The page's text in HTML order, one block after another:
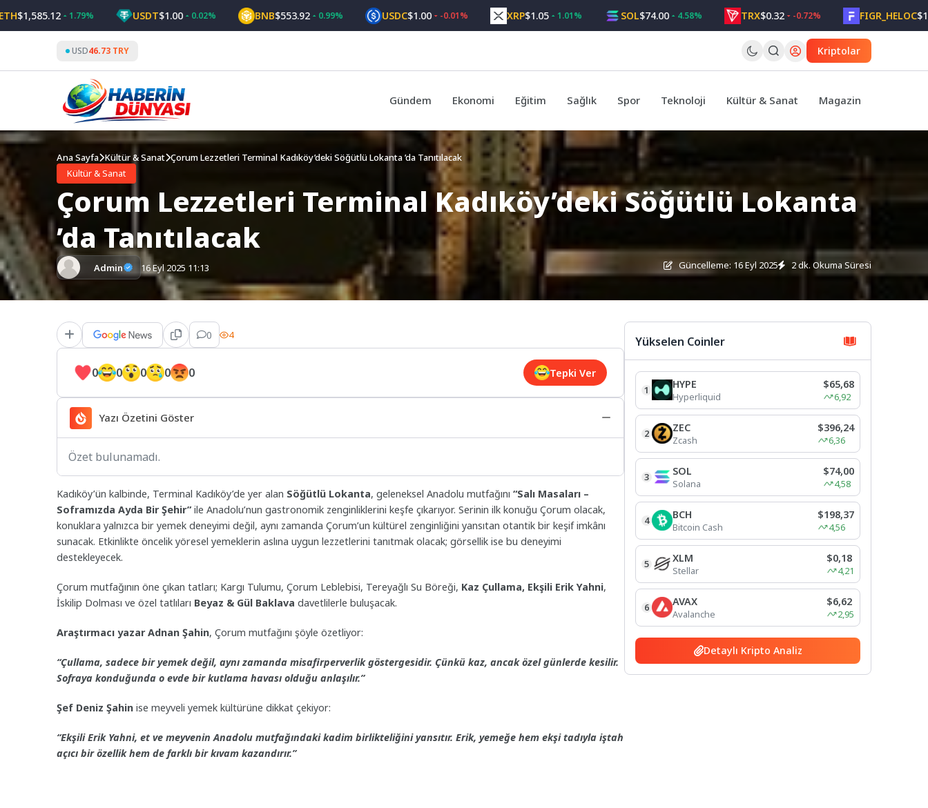
to
1.79% USDT$1.00 0.02% BNB$553.92 0.99% USDC$1.00 -0.01% XRP$1.05 1.01% SOL$74.00 4.58% TRX$0.32 -0.72% FIGR_HELOC$1.05
USD46.73 TRY Kriptolar
Gündem Ekonomi Eğitim Sağlık Spor Teknoloji Kültür & Sanat Magazin
Ana Sayfa Kültür & Sanat Çorum Lezzetleri Terminal Kadıköy’deki Söğütlü Lokanta ’da Tanıtılacak
Kültür & Sanat
Çorum Lezzetleri Terminal Kadıköy’deki Söğütlü Lokanta
’da Tanıtılacak
Admin 16 Eyl 2025 11:13 Güncelleme: 16 Eyl 2025 2 dk. Okuma Süresi
0 4
0 0 0 0 0 Tepki Ver
Yazı Özetini Göster
Özet bulunamadı.
Kadıköy’ün kalbinde, Terminal Kadıköy’de yer alan Söğütlü Lokanta, geleneksel Anadolu mutfağını “Salı Masaları –
Soframızda Ayda Bir Şehir” ile Anadolu’nun gastronomik zenginliklerini keşfe çıkarıyor. Serinin ilk konuğu Çorum olacak,
konuklara yalnızca bir yemek deneyimi değil, aynı zamanda Çorum’un kültürel zenginliğini yansıtan otantik bir keşif imkânı
sunacak. Etkinlikte öncelik yöresel yemeklerin aslına uygun lezzetlerini tanıtmak olacak; görsellik ise bu deneyimi
destekleyecek.
Çorum mutfağının öne çıkan tatları; Kargı Tulumu, Çorum Leblebisi, Tereyağlı Su Böreği, Kaz Çullama, Ekşili Erik Yahni,
İskilip Dolması ve özel tatlıları Beyaz & Gül Baklava davetlilerle buluşacak.
Araştırmacı yazar Adnan Şahin, Çorum mutfağını şöyle özetliyor:
“Çullama, sadece bir yemek değil, aynı zamanda misafirperverlik göstergesidir. Çünkü kaz, ancak özel günlerde kesilir.
Sofraya konduğunda o evde bir kutlama havası olduğu anlaşılır.”
Şef Deniz Şahin ise meyveli yemek kültürüne dikkat çekiyor:
“Ekşili Erik Yahni, et ve meyvenin Anadolu mutfağındaki kadim birlikteliğini yansıtır. Erik, yemeğe hem ekşi tadıyla iştah
açıcı bir özellik hem de farklı bir kıvam kazandırır.”
Yükselen Coinler
1 HYPE
Hyperliquid
$65,68
6,92
2 ZEC
Zcash
$396,24
6,36
3 SOL
Solana
$74,00
4,58
4 BCH
Bitcoin Cash
$198,37
4,56
5 XLM
Stellar
$0,18
4,21
6 AVAX
Avalanche
$6,62
2,95
Detaylı Kripto Analiz